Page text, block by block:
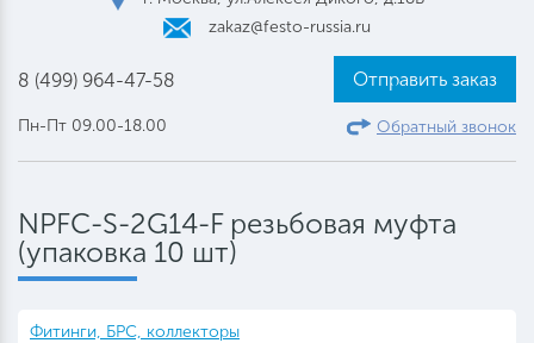
zakaz@festo-russia.ru
8 (499) 964-47-58
Пн-Пт 09.00-18.00
Отправить заказ
Обратный звонок
NPFC-S-2G14-F резьбовая муфта
(упаковка 10 шт)
Фитинги, БРС, коллекторы